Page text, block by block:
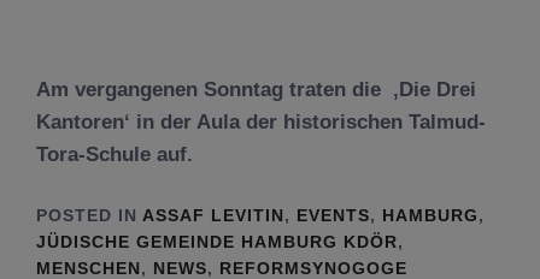
Am vergangenen Sonntag traten die ‚Die Drei
Kantoren‘ in der Aula der historischen Talmud-
Tora-Schule auf.
POSTED IN ASSAF LEVITIN, EVENTS, HAMBURG,
JÜDISCHE GEMEINDE HAMBURG KDÖR,
MENSCHEN, NEWS, REFORMSYNOGOGE